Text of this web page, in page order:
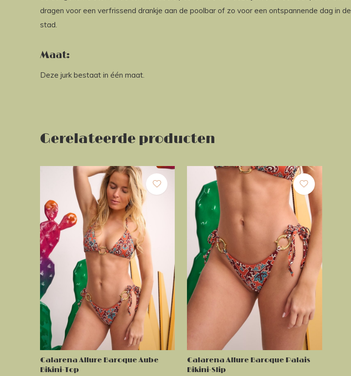
dragen voor een verfrissend drankje aan de poolbar of zo voor een ontspannende dag in de
stad.
Maat:
Deze jurk bestaat in één maat.
Gerelateerde producten
Calarena Allure Baroque Aube
Bikini-Top
Calarena Allure Baroque Palais
Bikini-Slip